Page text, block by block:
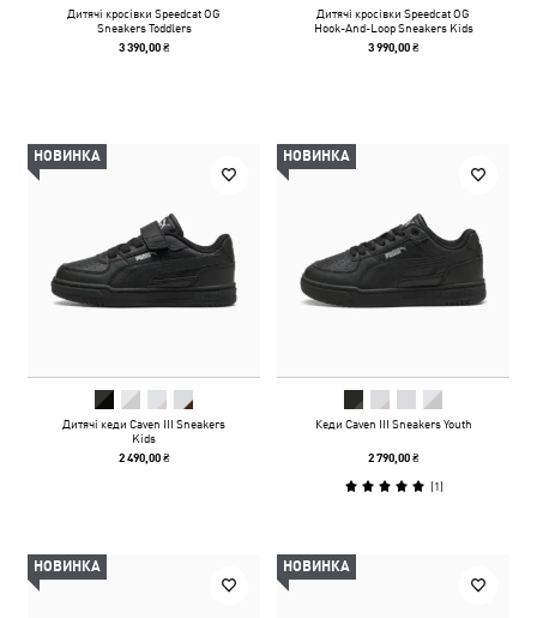
Дитячі кросівки Speedcat OG
Sneakers Toddlers
3 390,00 ₴
Дитячі кросівки Speedcat OG
Hook-And-Loop Sneakers Kids
3 990,00 ₴
НОВИНКА
Дитячі кеди Caven III Sneakers
Kids
2 490,00 ₴
НОВИНКА
Кеди Caven III Sneakers Youth
2 790,00 ₴
(1)
НОВИНКА НОВИНКА